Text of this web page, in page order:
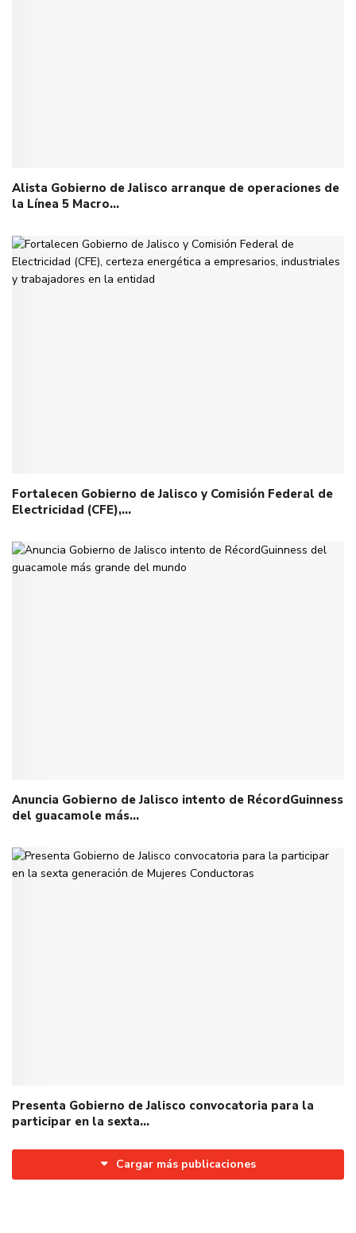
Alista Gobierno de Jalisco arranque de operaciones de
la Línea 5 Macro…
Fortalecen Gobierno de Jalisco y Comisión Federal de
Electricidad (CFE),…
Anuncia Gobierno de Jalisco intento de RécordGuinness
del guacamole más…
Presenta Gobierno de Jalisco convocatoria para la
participar en la sexta…
Cargar más publicaciones